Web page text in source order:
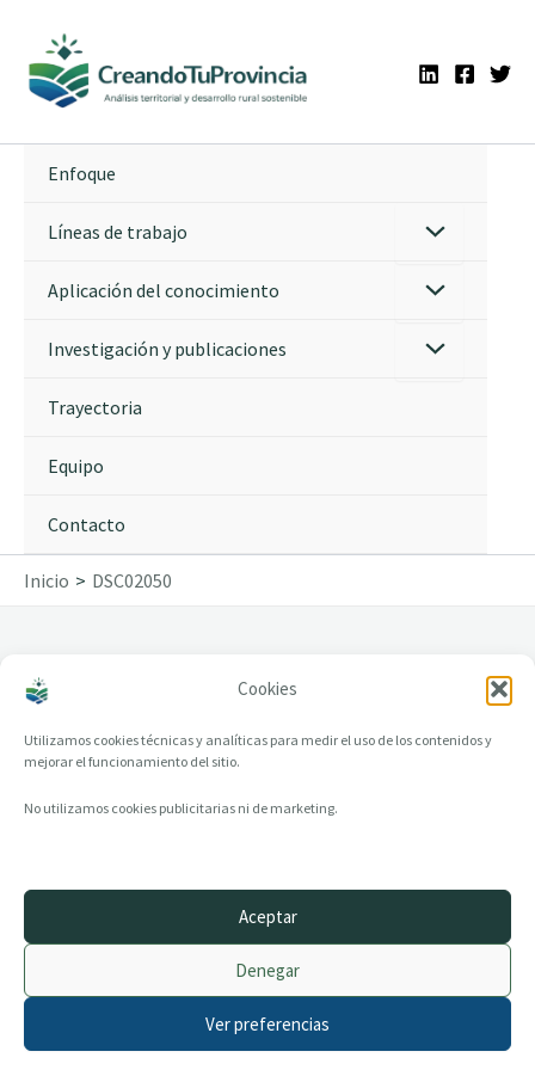
Cookies
Utilizamos cookies técnicas y analíticas para medir el uso de los contenidos y
mejorar el funcionamiento del sitio.
No utilizamos cookies publicitarias ni de marketing.
Aceptar
Denegar
Ver preferencias
contenido
Enfoque
Líneas de trabajo
Aplicación del conocimiento
Investigación y publicaciones
Trayectoria
Equipo
Contacto
Inicio DSC02050
DSC02050
© 2014–2026 creandotuprovincia.es · Todos los derechos reservados
Política de Cookies
Archivo histórico